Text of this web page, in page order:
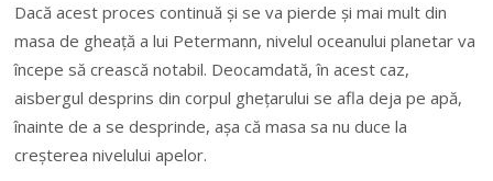
Dacă acest proces continuă şi se va pierde şi mai mult din
masa de gheaţă a lui Petermann, nivelul oceanului planetar va
începe să crească notabil. Deocamdată, în acest caz,
aisbergul desprins din corpul gheţarului se afla deja pe apă,
înainte de a se desprinde, aşa că masa sa nu duce la
creşterea nivelului apelor.